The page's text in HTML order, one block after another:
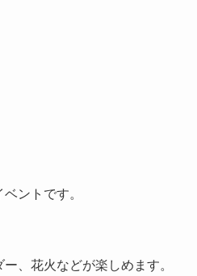
ントです。
、花火などが楽しめます。